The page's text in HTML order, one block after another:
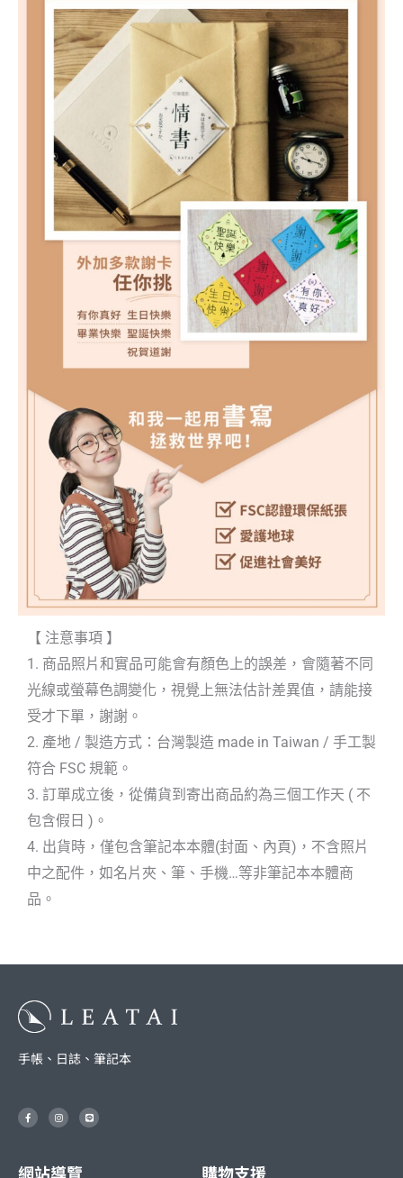
【 注意事項 】
1. 商品照片和實品可能會有顏色上的誤差，會隨著不同
光線或螢幕色調變化，視覺上無法估計差異值，請能接
受才下單，謝謝。
2. 產地 / 製造方式：台灣製造 made in Taiwan / 手工製
符合 FSC 規範。
3. 訂單成立後，從備貨到寄出商品約為三個工作天 ( 不
包含假日 )。
4. 出貨時，僅包含筆記本本體(封面、內頁)，不含照片
中之配件，如名片夾、筆、手機…等非筆記本本體商
品。
手帳、日誌、筆記本
F
a
c
k
I
n
s
r
a
L
i
n
網站導覽 購物支援